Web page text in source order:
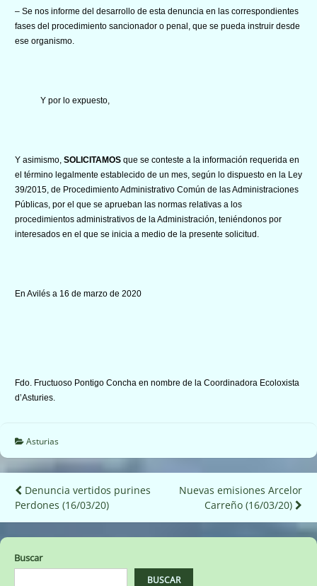
– Se nos informe del desarrollo de esta denuncia en las correspondientes
fases del procedimiento sancionador o penal, que se pueda instruir desde
ese organismo.
Y por lo expuesto,
Y asimismo, SOLICITAMOS que se conteste a la información requerida en
el término legalmente establecido de un mes, según lo dispuesto en la Ley
39/2015, de Procedimiento Administrativo Común de las Administraciones
Públicas, por el que se aprueban las normas relativas a los
procedimientos administrativos de la Administración, teniéndonos por
interesados en el que se inicia a medio de la presente solicitud.
En Avilés a 16 de marzo de 2020
Fdo. Fructuoso Pontigo Concha en nombre de la Coordinadora Ecoloxista
d’Asturies.
Asturias
Navegación
de
entradas
Denuncia vertidos purines
Perdones (16/03/20)
Nuevas emisiones Arcelor
Carreño (16/03/20)
Buscar
BUSCAR